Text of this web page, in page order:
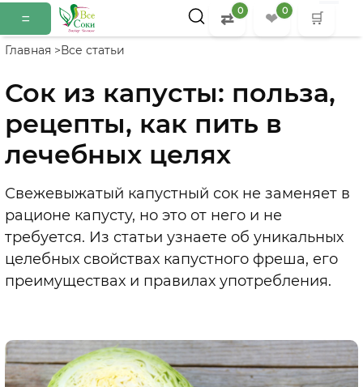
= ⇄ 0 ❤ 0 🛒
Главная >Все статьи
Сок из капусты: польза,
рецепты, как пить в
лечебных целях
Свежевыжатый капустный сок не заменяет в
рационе капусту, но это от него и не
требуется. Из статьи узнаете об уникальных
целебных свойствах капустного фреша, его
преимуществах и правилах употребления.